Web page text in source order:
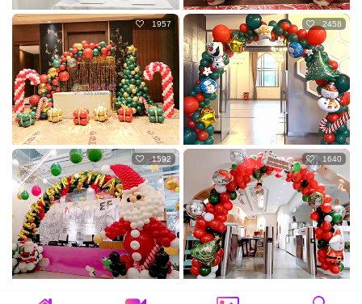
1957 2458
1592 1640